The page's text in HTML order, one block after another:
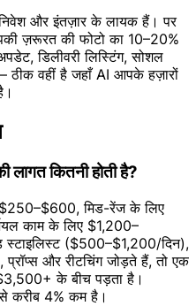
और इंतज़ार के लायक हैं। पर
ज़रूरत की फोटो का 10–20%
डिलीवरी लिस्टिंग, सोशल
वहीं है जहाँ AI आपके हज़ारों
कितनी होती है?
मिड-रेंज के लिए
काम के लिए $1,200–
($500–$1,200/दिन),
और रीटचिंग जोड़ते हैं, तो एक
के बीच पड़ता है।
से करीब 4% कम है।